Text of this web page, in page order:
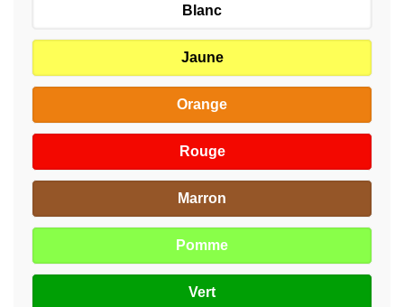
Blanc
Jaune
Orange
Rouge
Marron
Pomme
Vert